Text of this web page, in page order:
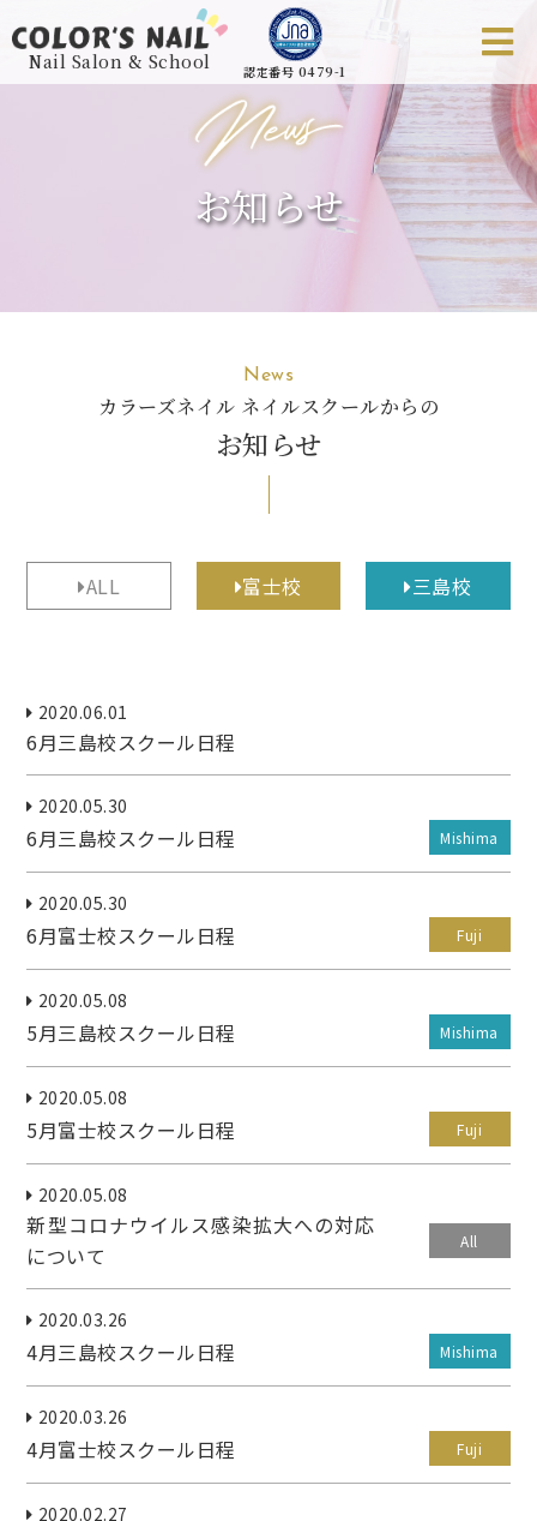
Nail Salon & School 認定番号 0479-1
お知らせ
News
カラーズネイル ネイルスクールからの
お知らせ
ALL 富士校 三島校
2020.06.01
6月三島校スクール日程
2020.05.30
6月三島校スクール日程 Mishima
2020.05.30
6月富士校スクール日程 Fuji
2020.05.08
5月三島校スクール日程 Mishima
2020.05.08
5月富士校スクール日程 Fuji
2020.05.08
新型コロナウイルス感染拡大への対応
について
All
2020.03.26
4月三島校スクール日程 Mishima
2020.03.26
4月富士校スクール日程 Fuji
2020.02.27